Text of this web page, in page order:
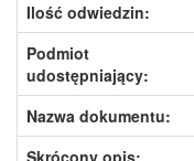
Ilość odwiedzin:
Podmiot
udostępniający:
Nazwa dokumentu:
Skrócony opis: